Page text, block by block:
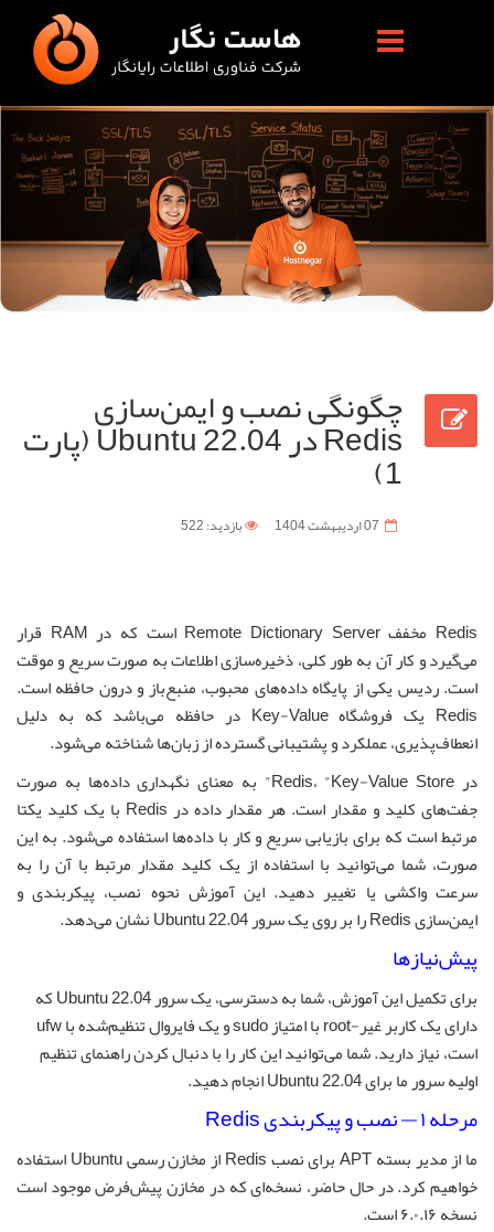
چگونگی نصب و ایمن‌سازی
Redis در Ubuntu 22.04 (پارت
1)
07 ارديبهشت 1404 بازدید: 522
Redis مخفف Remote Dictionary Server است که در RAM قرار
می‌گیرد و کار آن به طور کلی، ذخیره‌سازی اطلاعات به صورت سریع و موقت
است. ردیس یکی از پایگاه داده‌های محبوب، منبع‌باز و درون حافظه است.
Redis یک فروشگاه Key-Value در حافظه می‌باشد که به دلیل
انعطاف‌پذیری، عملکرد و پشتیبانی گسترده از زبان‌ها شناخته می‌شود.
در Redis، "Key-Value Store" به معنای نگهداری داده‌ها به صورت
جفت‌های کلید و مقدار است. هر مقدار داده در Redis با یک کلید یکتا
مرتبط است که برای بازیابی سریع و کار با داده‌ها استفاده می‌شود. به این
صورت، شما می‌توانید با استفاده از یک کلید مقدار مرتبط با آن را به
سرعت واکشی یا تغییر دهید. این آموزش نحوه نصب، پیکربندی و
ایمن‌سازی Redis را بر روی یک سرور Ubuntu 22.04 نشان می‌دهد.
پیش‌نیازها
برای تکمیل این آموزش، شما به دسترسی، یک سرور Ubuntu 22.04 که
دارای یک کاربر غیر-root با امتیاز sudo و یک فایروال تنظیم‌شده با ufw
است، نیاز دارید. شما می‌توانید این کار را با دنبال کردن راهنمای تنظیم
اولیه سرور ما برای Ubuntu 22.04 انجام دهید.
مرحله ۱ — نصب و پیکربندی Redis
ما از مدیر بسته APT برای نصب Redis از مخازن رسمی Ubuntu استفاده
خواهیم کرد. در حال حاضر، نسخه‌ای که در مخازن پیش‌فرض موجود است
نسخه ۶.۰.۱۶ است.